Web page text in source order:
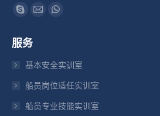
找到我们：
Skype
在
新
口
中
Mail
新
口
中
Whatsapp
新
口
中
服务
基本安全实训室
船员岗位适任实训室
船员专业技能实训室